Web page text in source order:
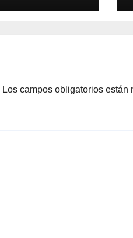
Los campos obligatorios están